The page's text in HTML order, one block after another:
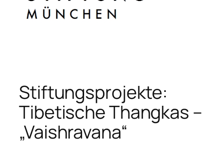
Stiftungsprojekte:
Tibetische Thangkas –
„Vaishravana“